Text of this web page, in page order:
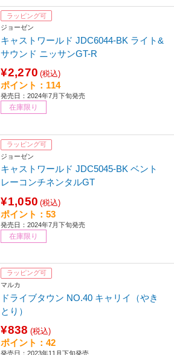
ラッピング可
ジョーゼン
キャストワールド JDC6044-BK ライト&
サウンド ニッサンGT-R
¥2,270 (税込)
ポイント：114
発売日：2024年7月下旬発売
在庫限り
ラッピング可
ジョーゼン
キャストワールド JDC5045-BK ベント
レーコンチネンタルGT
¥1,050 (税込)
ポイント：53
発売日：2024年7月下旬発売
在庫限り
ラッピング可
マルカ
ドライブタウン NO.40 キャリイ（やき
とり）
¥838 (税込)
ポイント：42
発売日：2023年11月下旬発売